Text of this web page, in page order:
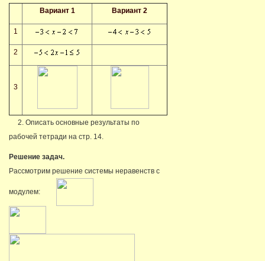
Вариант 1 Вариант 2
1
2
3
2. Описать основные результаты по
рабочей тетради на стр. 14.
Решение задач.
Рассмотрим решение системы неравенств с
модулем: